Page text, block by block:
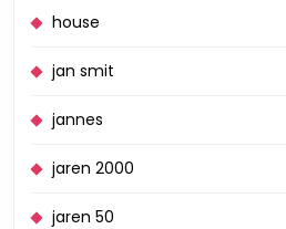
house
jan smit
jannes
jaren 2000
jaren 50